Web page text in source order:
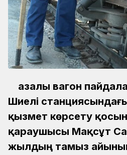
Қазалы вагон
Шиелі
қызмет көрсету
қараушысы Мақсұт
жылдың тамыз айының